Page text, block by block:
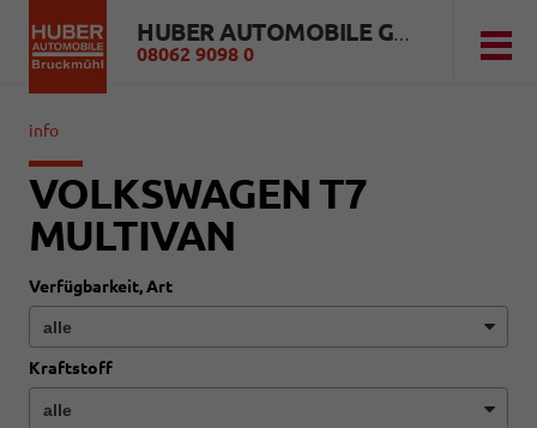
HUBER AUTOMOBILE GMBH
08062 9098 0
info
VOLKSWAGEN T7
MULTIVAN
Verfügbarkeit, Art
Kraftstoff